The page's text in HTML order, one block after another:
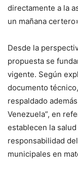
directamente a la
un mañana
Desde la
propuesta se
vigente. Según
documento
respaldado
Venezuela”, en
establecen la
responsabilidad
municipales en